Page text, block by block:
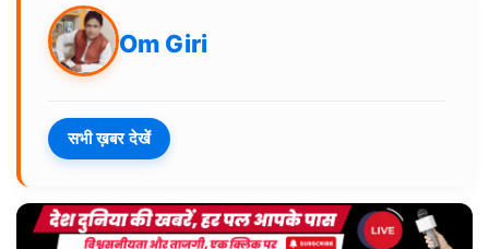
Om Giri
सभी ख़बर देखें